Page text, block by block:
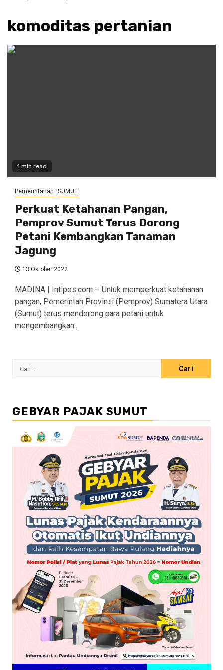
komoditas pertanian
1 min read
Pemerintahan SUMUT
Perkuat Ketahanan Pangan,
Pemprov Sumut Terus Dorong
Petani Kembangkan Tanaman
Jagung
13 Oktober 2022
MADINA | Intipos.com – Untuk memperkuat ketahanan
pangan, Pemerintah Provinsi (Pemprov) Sumatera Utara
(Sumut) terus mendorong para petani untuk
mengembangkan...
Cari
GEBYAR PAJAK SUMUT